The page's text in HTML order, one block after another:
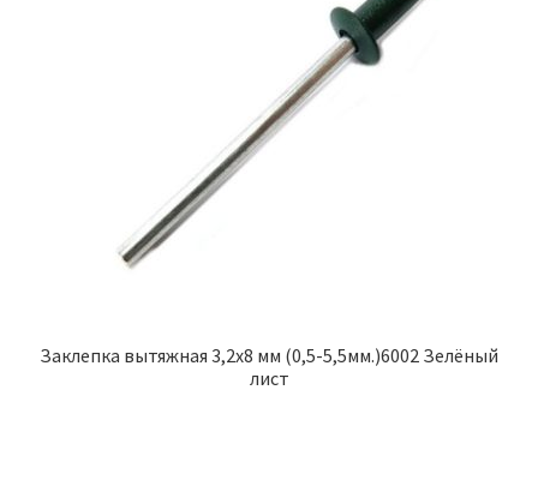
Заклепка вытяжная 3,2х8 мм (0,5-5,5мм.)6002 Зелёный
лист